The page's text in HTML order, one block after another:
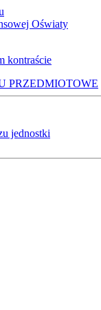
Oświaty
PRZEDMIOTOWE
jednostki